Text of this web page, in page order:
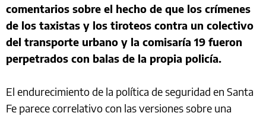
comentarios sobre el hecho de que los crímenes
de los taxistas y los tiroteos contra un colectivo
del transporte urbano y la comisaría 19 fueron
perpetrados con balas de la propia policía.
El endurecimiento de la política de seguridad en Santa
Fe parece correlativo con las versiones sobre una